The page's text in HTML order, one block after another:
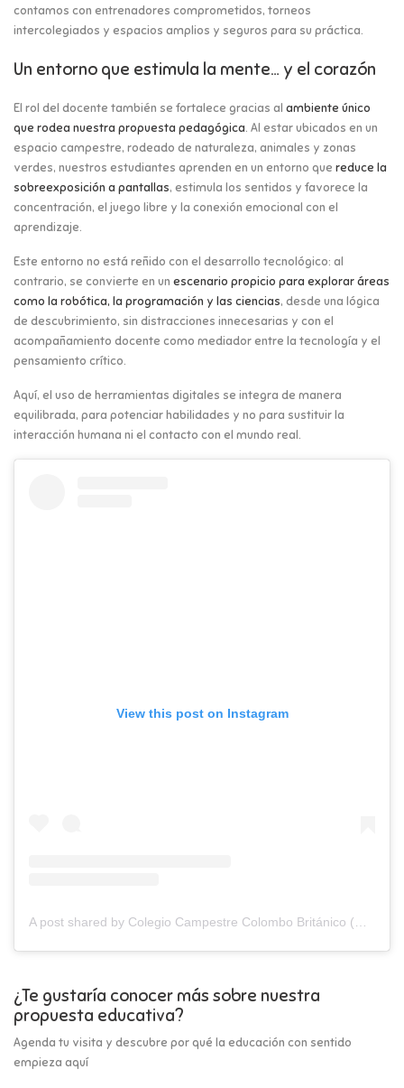
contamos con entrenadores comprometidos, torneos
intercolegiados y espacios amplios y seguros para su práctica.
Un entorno que estimula la mente… y el corazón
El rol del docente también se fortalece gracias al ambiente único
que rodea nuestra propuesta pedagógica. Al estar ubicados en un
espacio campestre, rodeado de naturaleza, animales y zonas
verdes, nuestros estudiantes aprenden en un entorno que reduce la
sobreexposición a pantallas, estimula los sentidos y favorece la
concentración, el juego libre y la conexión emocional con el
aprendizaje.
Este entorno no está reñido con el desarrollo tecnológico: al
contrario, se convierte en un escenario propicio para explorar áreas
como la robótica, la programación y las ciencias, desde una lógica
de descubrimiento, sin distracciones innecesarias y con el
acompañamiento docente como mediador entre la tecnología y el
pensamiento crítico.
Aquí, el uso de herramientas digitales se integra de manera
equilibrada, para potenciar habilidades y no para sustituir la
interacción humana ni el contacto con el mundo real.
View this post on Instagram
¿Te gustaría conocer más sobre nuestra
propuesta educativa?
Agenda tu visita y descubre por qué la educación con sentido
empieza aquí